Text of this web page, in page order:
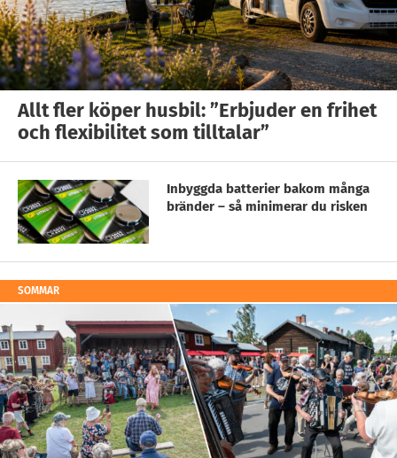
Allt fler köper husbil: ”Erbjuder en frihet
och flexibilitet som tilltalar”
Inbyggda batterier bakom många
bränder – så minimerar du risken
SOMMAR